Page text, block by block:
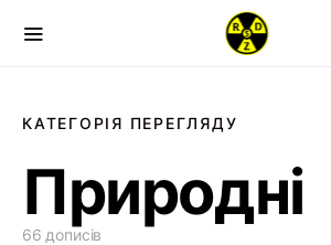
КАТЕГОРІЯ ПЕРЕГЛЯДУ
Природні
66 дописів